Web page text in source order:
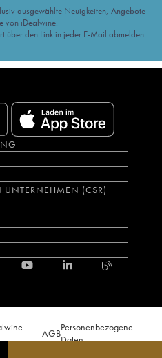
ausgewählte Neuigkeiten, Angebote
von iDealwine.
über den Link in jeder E-Mail abmelden.
(CSR)
AGBPersonenbezogene
Daten